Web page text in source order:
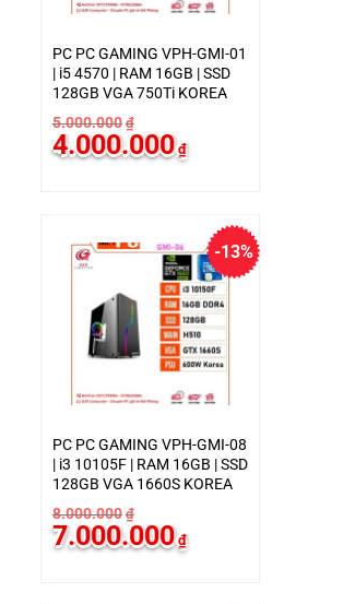
PC PC GAMING VPH-GMI-01
| i5 4570 | RAM 16GB | SSD
128GB VGA 750Ti KOREA
5.000.000 ₫
Giá
gốc
4.000.000 ₫hiện
tại
-13%
PC PC GAMING VPH-GMI-08
| i3 10105F | RAM 16GB | SSD
128GB VGA 1660S KOREA
8.000.000 ₫
Giá
gốc
7.000.000 ₫hiện
tại